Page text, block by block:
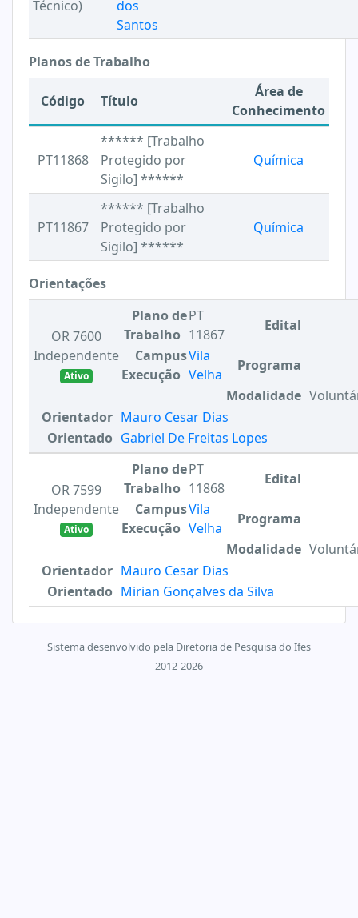
Técnico)
dos
Santos
Planos de Trabalho
Código Título
Área de
Conhecimento
PT11868
****** [Trabalho
Protegido por
Sigilo] ******
Química
PT11867
****** [Trabalho
Protegido por
Sigilo] ******
Química
Orientações
OR 7600
Independente
Ativo
Plano de
Trabalho
PT
11867
Edital
Campus
Execução
Vila
Velha
Programa
Modalidade
Orientador Mauro Cesar Dias
Orientado Gabriel De Freitas Lopes
OR 7599
Independente
Ativo
Plano de
Trabalho
PT
11868
Edital
Campus
Execução
Vila
Velha
Programa
Modalidade
Orientador Mauro Cesar Dias
Orientado Mirian Gonçalves da Silva
Sistema desenvolvido pela Diretoria de Pesquisa do Ifes
2012-2026